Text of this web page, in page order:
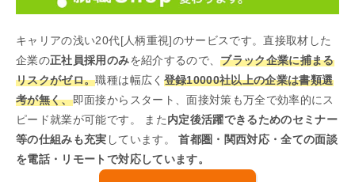
キャリアの浅い20代[人柄重視]のサービスです。直接取材した
企業の正社員採用のみを紹介するので、ブラック企業に捕まる
リスクがゼロ。職種は幅広く 登録10000社以上の企業は書類選
考が無く、即面接からスタート、面接対策も万全で効率的にス
ピード就業が可能です。 また内定後活躍できるためのセミナー
等の仕組みも充実 しています。首都圏・関西対応・全ての面談
を電話・リモートで対応しています。